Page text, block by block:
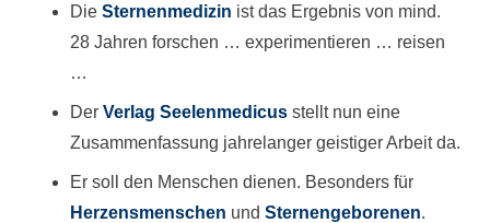
Die Sternenmedizin ist das Ergebnis von mind.
28 Jahren forschen … experimentieren … reisen
…
Der Verlag Seelenmedicus stellt nun eine
Zusammenfassung jahrelanger geistiger Arbeit da.
Er soll den Menschen dienen. Besonders für
Herzensmenschen und Sternengeborenen.